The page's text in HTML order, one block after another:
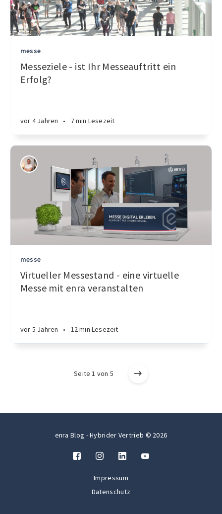
messe
Messeziele - ist Ihr Messeauftritt ein
Erfolg?
vor 4 Jahren • 7 min Lesezeit
messe
Virtueller Messestand - eine virtuelle
Messe mit enra veranstalten
vor 5 Jahren • 12 min Lesezeit
Seite 1 von 5
enra Blog - Hybrider Vertrieb © 2026
Impressum
Datenschutz